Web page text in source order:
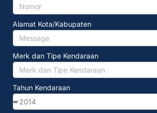
Alamat Kota/Kabupaten
Merk dan Tipe Kendaraan
Tahun Kendaraan